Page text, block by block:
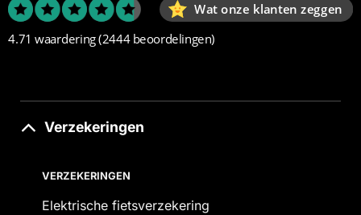
Wat onze klanten zeggen
4.71 waardering(2444 beoordelingen)
Verzekeringen
VERZEKERINGEN
Elektrische fietsverzekering